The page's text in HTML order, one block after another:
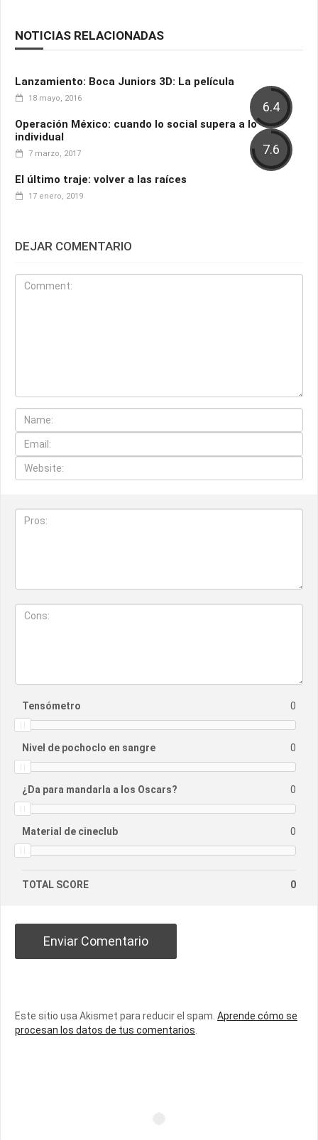
NOTICIAS RELACIONADAS
6.4
Lanzamiento: Boca Juniors 3D: La película
18 mayo, 2016
7.6
Operación México: cuando lo social supera a lo
individual
7 marzo, 2017
El último traje: volver a las raíces
17 enero, 2019
DEJAR COMENTARIO
Tensómetro 0
Nivel de pochoclo en sangre 0
¿Da para mandarla a los Oscars? 0
Material de cineclub 0
TOTAL SCORE 0
Este sitio usa Akismet para reducir el spam. Aprende cómo se
procesan los datos de tus comentarios